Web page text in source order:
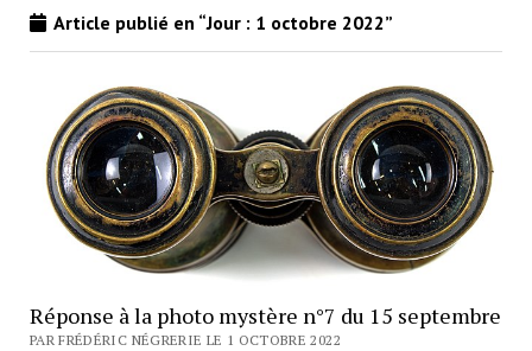
Article publié en “Jour : 1 octobre 2022”
Réponse à la photo mystère n°7 du 15 septembre
PAR FRÉDÉRIC NÉGRERIE LE 1 OCTOBRE 2022